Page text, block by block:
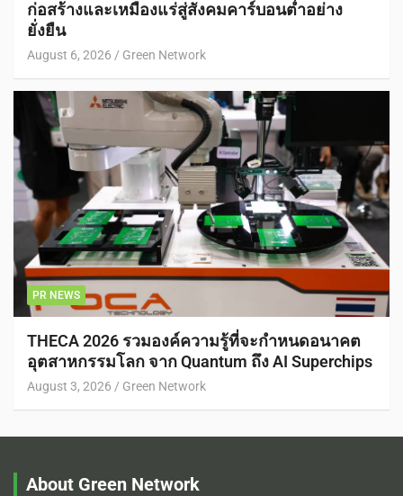
ก่อสร้างและเหมืองแร่สู่สังคมคาร์บอนต่ำอย่าง
ยั่งยืน
August 6, 2026 Green Network
PR NEWS
THECA 2026 รวมองค์ความรู้ที่จะกำหนดอนาคต
อุตสาหกรรมโลก จาก Quantum ถึง AI Superchips
August 3, 2026 Green Network
About Green Network